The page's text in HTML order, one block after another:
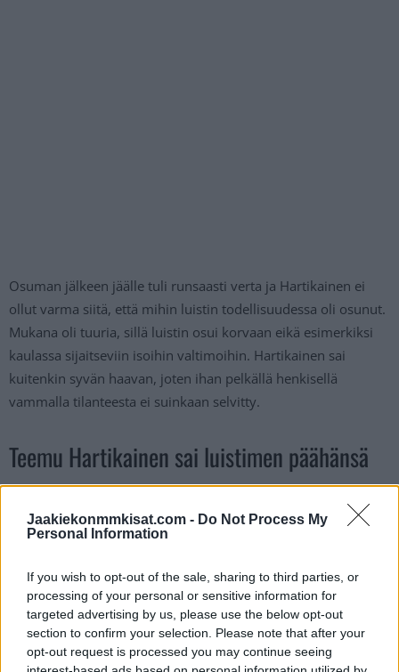
Jaakiekonmmkisat.com - Do Not Process My
Personal Information
If you wish to opt-out of the sale, sharing to third parties, or
processing of your personal or sensitive information for
targeted advertising by us, please use the below opt-out
section to confirm your selection. Please note that after your
opt-out request is processed you may continue seeing
Osuman jälkeen jäälle tuli runsaasti verta ja Hartikainen ei
ollut varma siitä, että mihin luistin todellisuudessa oli osunut.
Mukana oli tuuria, sillä luistin osui korvaan eikä esimerkiksi
kaulassa sijaitseviin isoihin valtimoihin. Hartikainen sai
kuitenkin syvän haavan, joten ihan pelkällä henkisellä
vammalla tilanteesta ei suinkaan selvitty.
Teemu Hartikainen sai luistimen päähänsä
HARTIKAINEN LOUKKAANTUU
SERVETTE (27.2.2024).
#GENEVESERVETTE
PIC.TWITTER.COM/ELOH1NI50A